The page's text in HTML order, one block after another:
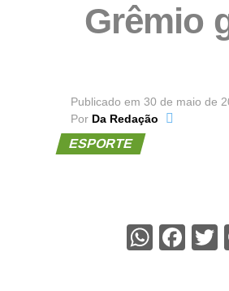
Grêmio
Publicado em 30 de maio de
Por Da Redação
ESPORTE